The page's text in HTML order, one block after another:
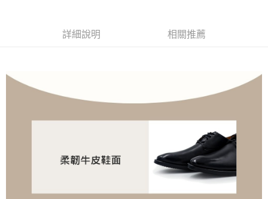
3.實際核准額度、可分期數及費用金額請依後續交易確認頁面所載為準。
4.訂單成立30分鐘內，如未前往確認交易或遇審核未通過，訂單將自動取
1.分期款項不併入電信帳單，「大哥付你分期」於每月結算日後寄送繳費提
醒簡訊。
2.透過簡訊連結打開帳單後，可選擇「超商條碼／台灣大直營門市／銀行轉
1.本服務係由「台灣大哥大股份有限公司」（以下簡稱本公司）所提供，讓
用戶於交易時，得透過本服務購買商品或服務，並由商店將買賣／分期付款
買賣價金債權讓與本公司後，依約使用本公司帳單繳交帳款。
2.基於同意付款使用「大哥付你分期」之契約關係目的，商店將以您的個人
付款後全家取貨
每筆NT$100，滿NT$2,000(含以上)免運費
每筆NT$100，滿NT$2,000(含以上)免運費
詳細說明 相關推薦